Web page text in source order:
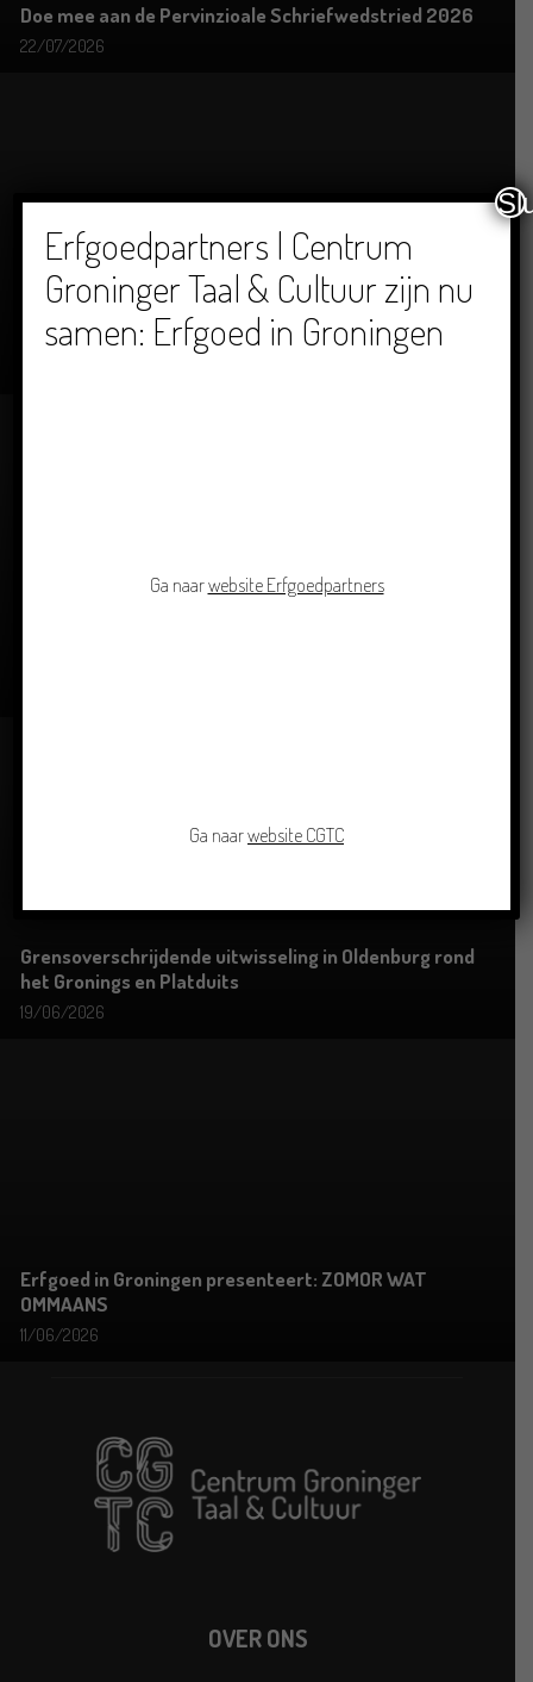
Doe mee aan de Pervinzioale Schriefwedstried 2026
22/07/2026
Dichters in de Prinsentuin: Verslag Zomor Wat
Ommaans
Grensoverschrijdende uitwisseling in Oldenburg rond
het Gronings en Platduits
19/06/2026
Erfgoed in Groningen presenteert: ZOMOR WAT
OMMAANS
11/06/2026
OVER ONS
Erfgoedpartners | Centrum
Groninger Taal & Cultuur zijn nu
samen: Erfgoed in Groningen
Ga naarwebsite Erfgoedpartners
Ga naarwebsite CGTC